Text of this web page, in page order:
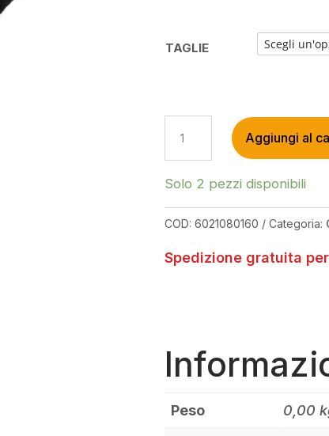
TAGLIE
MTB
3.0
BLACK
GLOVES
QUANTITÀ
Aggiungi al
Solo 2 pezzi disponibili
COD:6021080160 Categoria:
Spedizione gratuita
Peso 0,00